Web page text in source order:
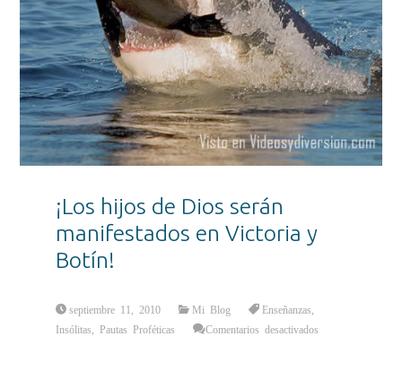
¡Los hijos de Dios serán
manifestados en Victoria y
Botín!
septiembre 11, 2010 Mi Blog Enseñanzas
Insólitas
Pautas Proféticas Comentarios desactivados